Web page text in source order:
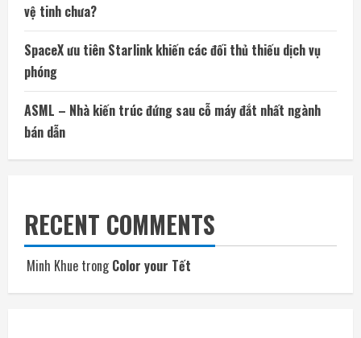
vệ tinh chưa?
SpaceX ưu tiên Starlink khiến các đối thủ thiếu dịch vụ
phóng
ASML – Nhà kiến trúc đứng sau cỗ máy đắt nhất ngành
bán dẫn
RECENT COMMENTS
Minh Khue trongColor your Tết